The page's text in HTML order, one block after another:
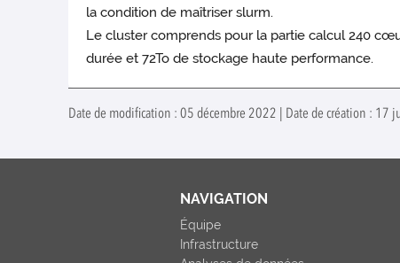
la condition de maîtriser slurm.
Le cluster comprends pour la partie calcul 240
durée et 72To de stockage haute performance.
Date de modification : 05 décembre 2022 | Date de création : 17
NAVIGATION
Équipe
Infrastructure